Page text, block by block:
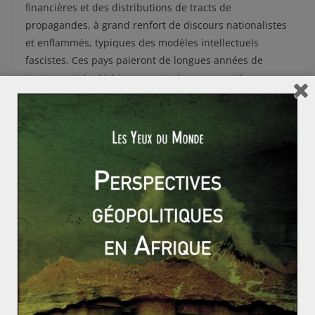
financières et des distributions de tracts de
propagandes, à grand renfort de discours nationalistes
et enflammés, typiques des modèles intellectuels
fascistes. Ces pays paieront de longues années de
tensions et de déchirures entre les « pro » et les
« anti », entre ceux qui y voyaient un retour à la patrie
originelle et ceux qui ne voulaient trahir leur présente
terre… Ces événements seront un paramètre majeur de
la longue descente aux enfers de l’Europe jusqu’à
l’éclatement, en 1939, et les conséquences dramatiques
qu’on lui connait.
Le traité de Paris de 1947, puis celui d’Osimo en 1975,
fixeront définitivement les limites géographiques de l’Italie,
mais les trente ans de règne fasciste et son influence dans
de nombreuses sociétés laissa des cicatrices indélébiles.
Ainsi en Corse, premier département libéré le 4 octobre
1943, de nombreux jeunes, intellectuels ou non, choisirent